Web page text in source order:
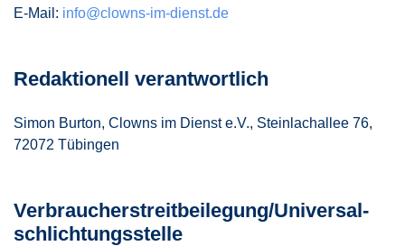
E-Mail: info@clowns-im-dienst.de
Redaktionell verantwortlich
Simon Burton, Clowns im Dienst e.V., Steinlachallee 76,
72072 Tübingen
Verbraucher­streit­beilegung/Universal­
schlichtungs­stelle